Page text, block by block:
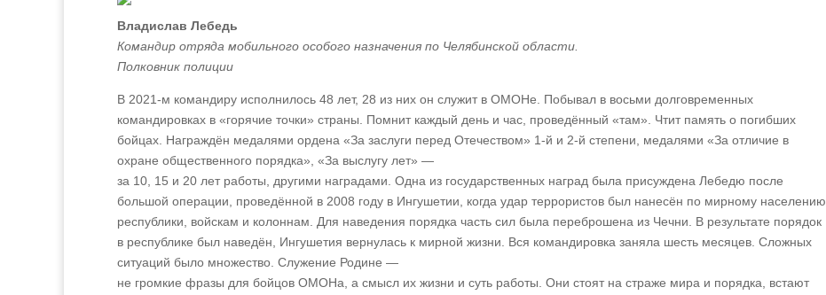
Владислав Лебедь
Командир отряда мобильного особого назначения по Челябинской области.
Полковник полиции
В 2021-м командиру исполнилось 48 лет, 28 из них он служит в ОМОНе. Побывал в восьми долговременных
командировках в «горячие точки» страны. Помнит каждый день и час, проведённый «там». Чтит память о погибших
бойцах. Награждён медалями ордена «За заслуги перед Отечеством» 1-й и 2-й степени, медалями «За отличие в
охране общественного порядка», «За выслугу лет» —
за 10, 15 и 20 лет работы, другими наградами. Одна из государственных наград была присуждена Лебедю после
большой операции, проведённой в 2008 году в Ингушетии, когда удар террористов был нанесён по мирному населению
республики, войскам и колоннам. Для наведения порядка часть сил была переброшена из Чечни. В результате порядок
в республике был наведён, Ингушетия вернулась к мирной жизни. Вся командировка заняла шесть месяцев. Сложных
ситуаций было множество. Служение Родине —
не громкие фразы для бойцов ОМОНа, а смысл их жизни и суть работы. Они стоят на страже мира и порядка, встают